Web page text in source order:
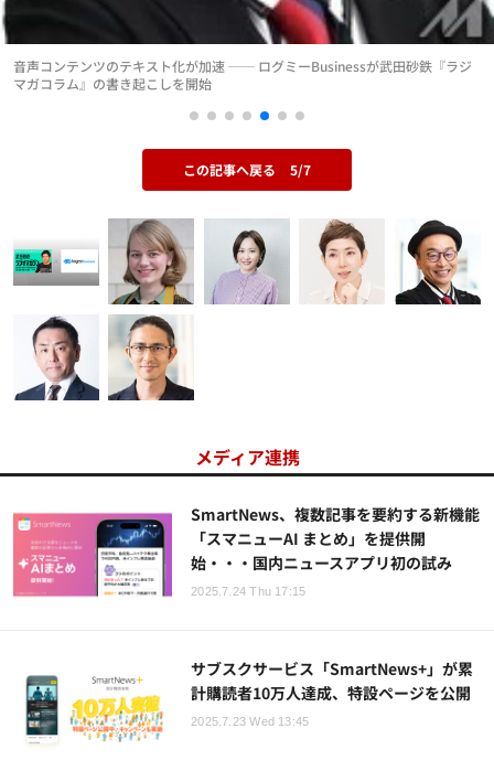
音声コンテンツのテキスト化が加速 ── ログミーBusinessが武田砂鉄『ラジ
マガコラム』の書き起こしを開始
この記事へ戻る 5/7
メディア連携
SmartNews、複数記事を要約する新機能
「スマニューAI まとめ」を提供開
始・・・国内ニュースアプリ初の試み
2025.7.24 Thu 17:15
サブスクサービス「SmartNews+」が累
計購読者10万人達成、特設ページを公開
2025.7.23 Wed 13:45